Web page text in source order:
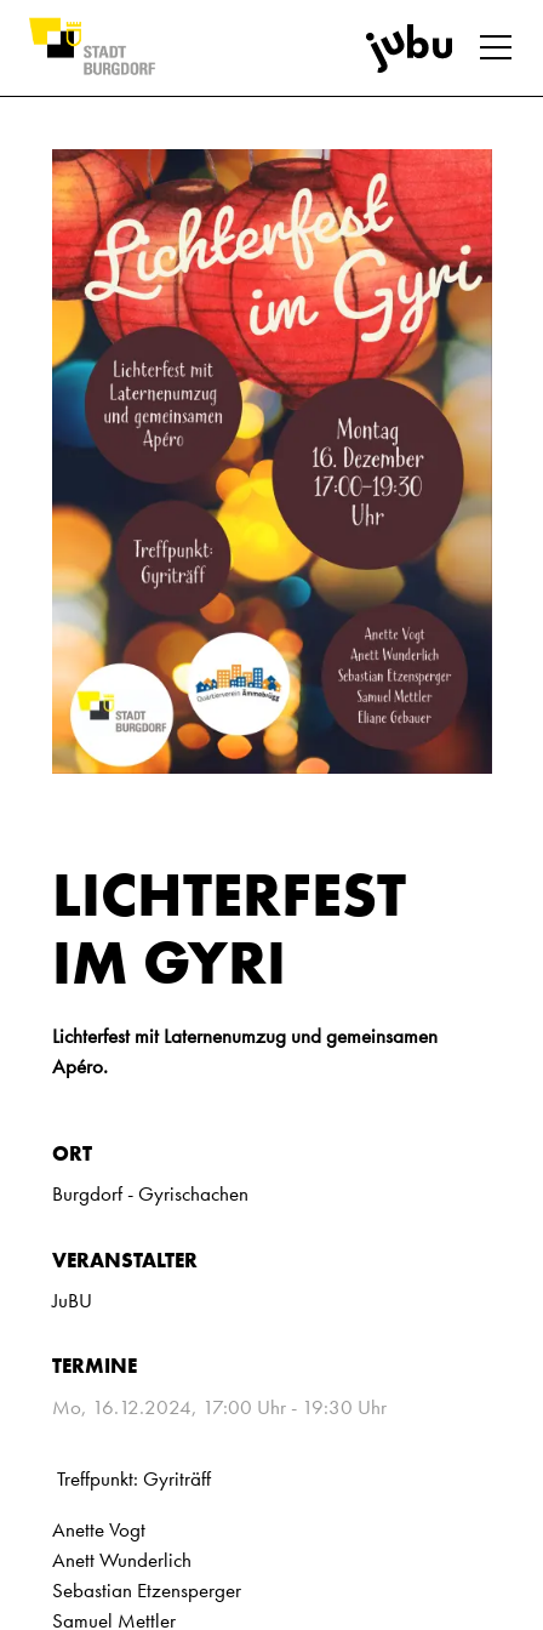
LICHTERFEST
IM GYRI
Lichterfest mit Laternenumzug und gemeinsamen
Apéro.
ORT
Burgdorf - Gyrischachen
VERANSTALTER
JuBU
TERMINE
Mo, 16.12.2024, 17:00 Uhr- 19:30 Uhr
Treffpunkt: Gyriträff
Anette Vogt
Anett Wunderlich
Sebastian Etzensperger
Samuel Mettler